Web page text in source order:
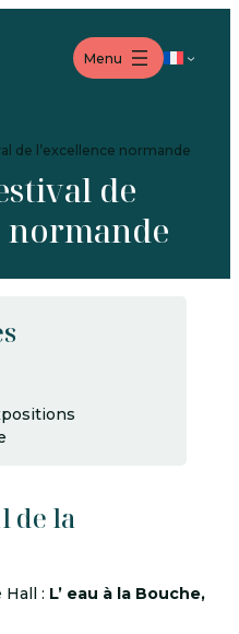
Menu
de l’excellence normande
de
normande
de la
Hall : L’ eau à la Bouche,